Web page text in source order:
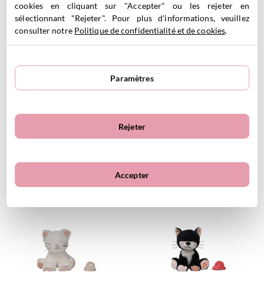
VOIR LE PRODUIT VOIR LE PRODUIT
Poupée Dinkum Dogs Gizmo
VOIR LE PRODUIT
Poupée Dinkum Dogs Goldie
VOIR LE PRODUIT
cookies en cliquant sur "Accepter" ou les rejeter en
sélectionnant "Rejeter". Pour plus d'informations, veuillez
consulter notre Politique de confidentialité et de cookies.
Paramètres
Rejeter
Accepter